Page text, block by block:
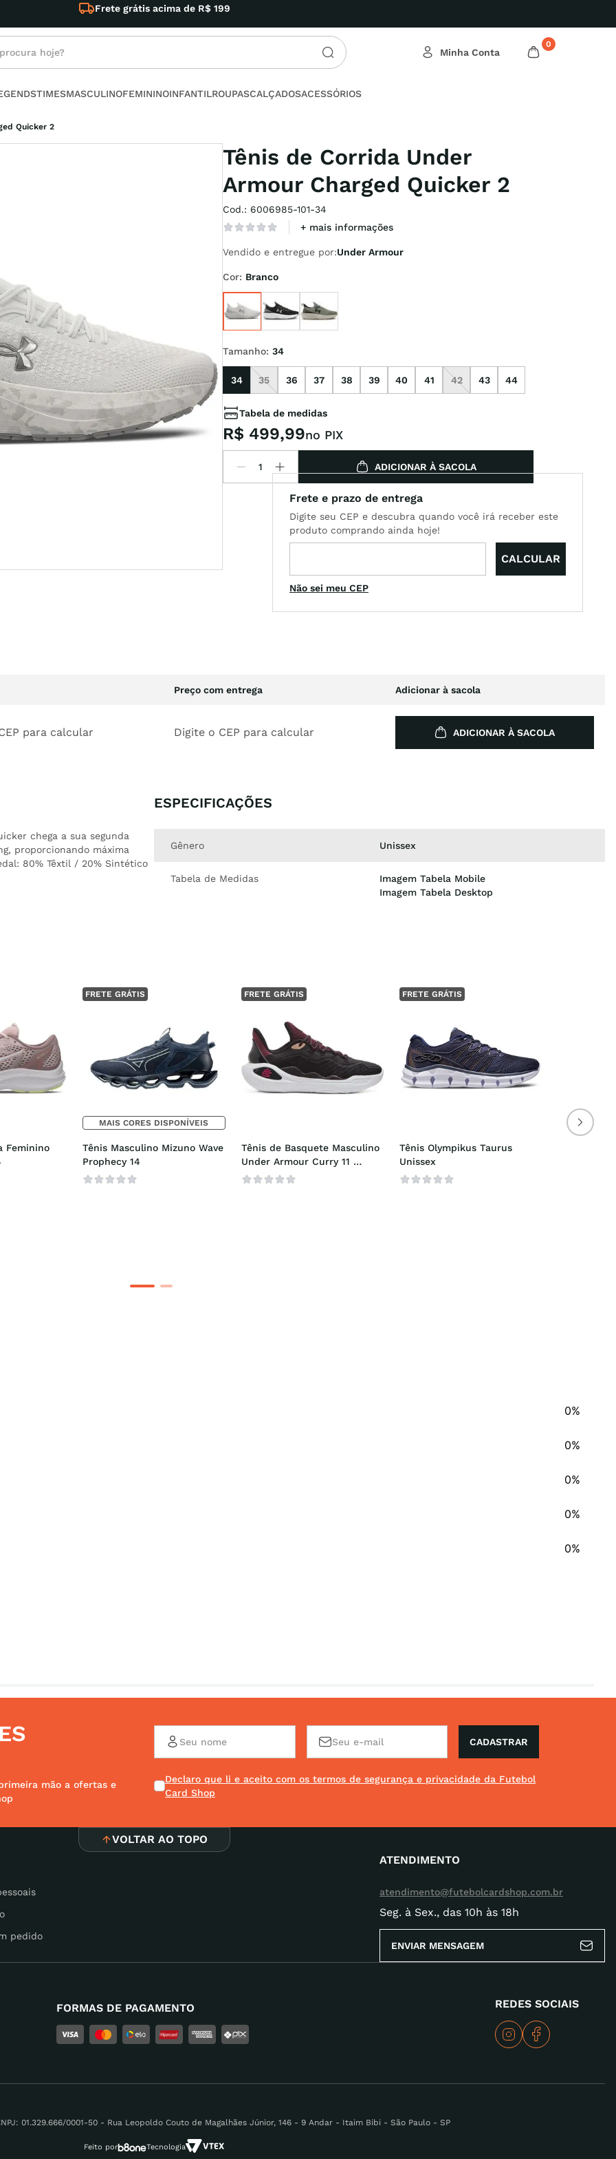
hoje? 0
TIMESMASCULINOFEMININOINFANTILROUPASCALÇADOSACESSÓRIOS
Quicker 2
Tênis de Corrida Under
Armour Charged Quicker 2
Cod.: 6006985-101-34
+ mais informações
Vendido e entregue por:Under Armour
Cor: Branco
Tamanho: 34
34 35 36 37 38 39 40 41 42 43 44
Tabela de medidas
R$ 499,99no PIX
ADICIONAR À SACOLA
Não sei meu CEP
Preço com entrega Adicionar à sacola
para calcular Digite o CEP para calcular ADICIONAR À SACOLA
chega a sua segunda
proporcionando máxima
80% Têxtil / 20% Sintético
ESPECIFICAÇÕES
Gênero Unissex
Tabela de Medidas
Imagem Tabela Mobile
Imagem Tabela Desktop
Feminino
FRETE GRÁTIS
MAIS CORES DISPONÍVEIS
Tênis Masculino Mizuno Wave
Prophecy 14
FRETE GRÁTIS
Tênis de Basquete Masculino
Under Armour Curry 11
Domaine
FRETE GRÁTIS
Tênis Olympikus Taurus
Unissex
0%
0%
0%
0%
0%
mão a ofertas e
CADASTRAR
Declaro que li e aceito com os termos de segurança e privacidade da Futebol
Card Shop
VOLTAR AO TOPO
pedido
ATENDIMENTO
atendimento@futebolcardshop.com.br
Seg. à Sex., das 10h às 18h
ENVIAR MENSAGEM
FORMAS DE PAGAMENTO REDES SOCIAIS
01.329.666/0001-50 - Rua Leopoldo Couto de Magalhães Júnior, 146 - 9 Andar - Itaim Bibi - São Paulo - SP
Feito por Tecnologia
buscados